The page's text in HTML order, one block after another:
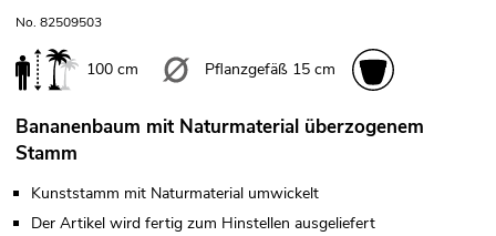
No. 82509503
100 cm Pflanzgefäß 15 cm
Bananenbaum mit Naturmaterial überzogenem
Stamm
Kunststamm mit Naturmaterial umwickelt
Der Artikel wird fertig zum Hinstellen ausgeliefert